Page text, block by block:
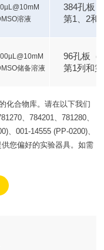
溶液
384孔板
第1、2和
储备溶液
96孔板（
第1列和
化合物库。请在以下我们
、784201、781280、
、001-14555 (PP-0200)、
您偏好的实验器具。如需